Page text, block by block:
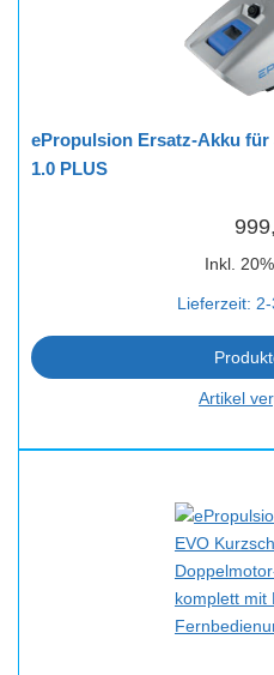
ePropulsion Ersatz-Akku
1.0 PLUS
Inkl.
Lieferzeit:
Artikel